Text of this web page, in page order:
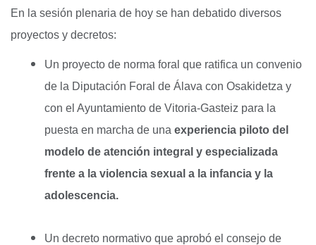
En la sesión plenaria de hoy se han debatido diversos
proyectos y decretos:
Un proyecto de norma foral que ratifica un convenio
de la Diputación Foral de Álava con Osakidetza y
con el Ayuntamiento de Vitoria-Gasteiz para la
puesta en marcha de una experiencia piloto del
modelo de atención integral y especializada
frente a la violencia sexual a la infancia y la
adolescencia.
Un decreto normativo que aprobó el consejo de